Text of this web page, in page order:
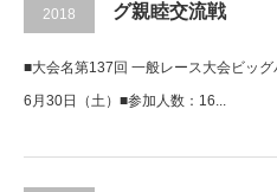
2018
グ親睦交流戦
■大会名第137回 一般レース大会ビッ
6月30日（土）■参加人数：16...